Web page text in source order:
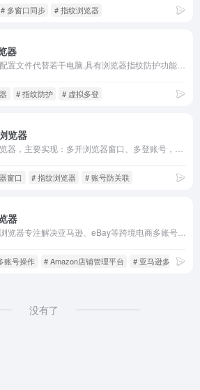
# 多窗口同步 # 指纹浏览器
器
# 指纹防护 # 虚拟多登
览器
窗口 # 指纹浏览器 # 账号防关联
器
账号操作 # Amazon店铺管理平台 # 亚马逊多平台管理
没有了